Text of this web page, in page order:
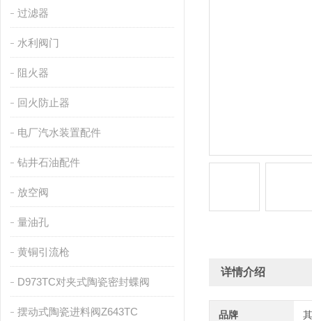
过滤器
水利阀门
阻火器
回火防止器
电厂汽水装置配件
钻井石油配件
放空阀
量油孔
黄铜引流枪
D973TC对夹式陶瓷密封蝶阀
摆动式陶瓷进料阀Z643TC
详情介绍
品牌